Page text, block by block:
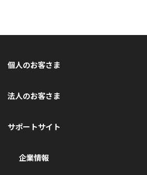
個人のお客さま
法人のお客さま
サポートサイト
企業情報